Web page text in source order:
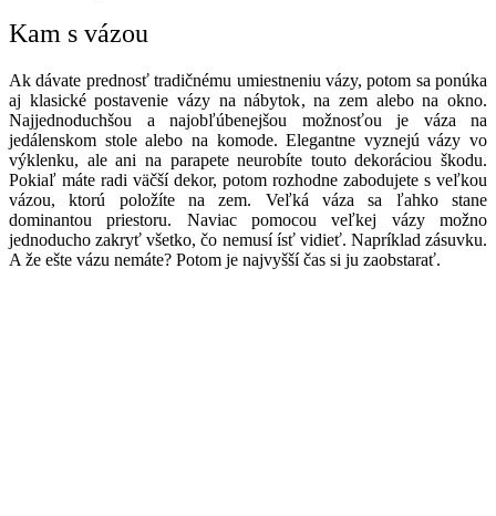
Kam s vázou
Ak dávate prednosť tradičnému umiestneniu vázy, potom sa ponúka
aj klasické postavenie vázy na nábytok, na zem alebo na okno.
Najjednoduchšou a najobľúbenejšou možnosťou je váza na
jedálenskom stole alebo na komode. Elegantne vyznejú vázy vo
výklenku, ale ani na parapete neurobíte touto dekoráciou škodu.
Pokiaľ máte radi väčší dekor, potom rozhodne zabodujete s veľkou
vázou, ktorú položíte na zem. Veľká váza sa ľahko stane
dominantou priestoru. Naviac pomocou veľkej vázy možno
jednoducho zakryť všetko, čo nemusí ísť vidieť. Napríklad zásuvku.
A že ešte vázu nemáte? Potom je najvyšší čas si ju zaobstarať.